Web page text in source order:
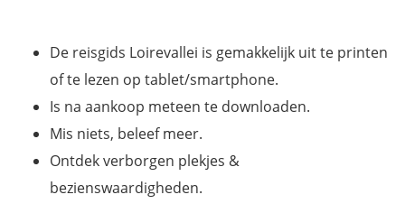
De reisgids Loirevallei is gemakkelijk uit te printen
of te lezen op tablet/smartphone.
Is na aankoop meteen te downloaden.
Mis niets, beleef meer.
Ontdek verborgen plekjes &
bezienswaardigheden.